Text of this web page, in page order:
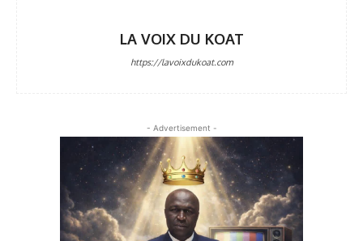
LA VOIX DU KOAT
https://lavoixdukoat.com
- Advertisement -